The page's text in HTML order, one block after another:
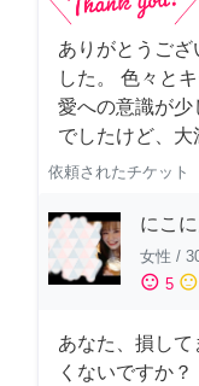
ありがとうご
した。 色々と
愛への意識が少
でしたけど、大
依頼されたチケット
にこ
女性 /
sentiment_satisfied 5 sentiment_neutral
あなた、損し
くないですか？